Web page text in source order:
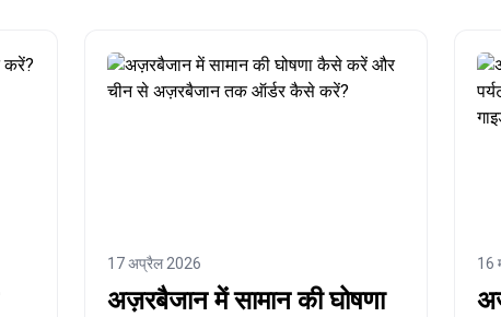
17 अप्रैल 2026
अज़रबैजान में सामान की घोषणा
16